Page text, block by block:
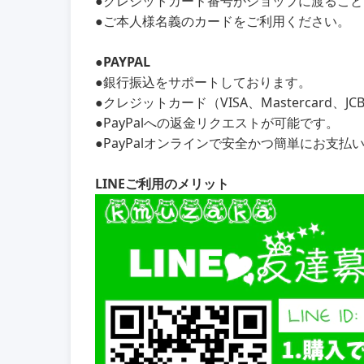
●ご本人様名義のカードをご利用ください。
●PAYPAL
●銀行振込をサポートしております。
●クレジットカード（VISA、Mastercard、
●PayPalへの返金リクエストが可能です。
●PayPalオンラインで安全かつ簡単にお支払
LINEご利用のメリット